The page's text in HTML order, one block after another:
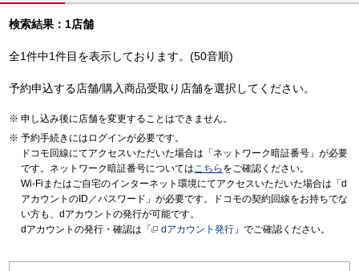
検索結果：1店舗
全1件中1件目を表示しております。(50音順)
予約申込する店舗/購入商品受取り店舗を選択してください。
申し込み後に店舗を変更することはできません。
予約手続きにはログインが必要です。
ドコモ回線にてアクセスいただいた場合は「ネットワーク暗証番号」が必要
です。ネットワーク暗証番号についてはこちら をご確認ください。
Wi-Fiまたはご自宅のインターネット環境にてアクセスいただいた場合は「d
アカウントのID／パスワード」が必要です。ドコモの契約回線をお持ちでな
い方も、dアカウントの発行が可能です。
dアカウントの発行・確認は「
dアカウント発行 」でご確認ください。